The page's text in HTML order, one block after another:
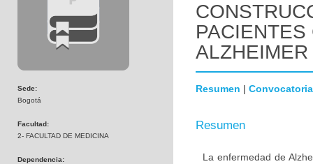
Sede:
Bogotá
Facultad:
2- FACULTAD DE MEDICINA
Dependencia:
ALZHEIMER
Resumen | Convocatoria
Resumen
La enfermedad de